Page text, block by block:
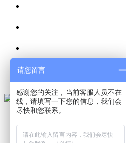
关于我们
产品展示
请您留言
感谢您的关注，当前客服人员不在
线，请填写一下您的信息，我们会
尽快和您联系。